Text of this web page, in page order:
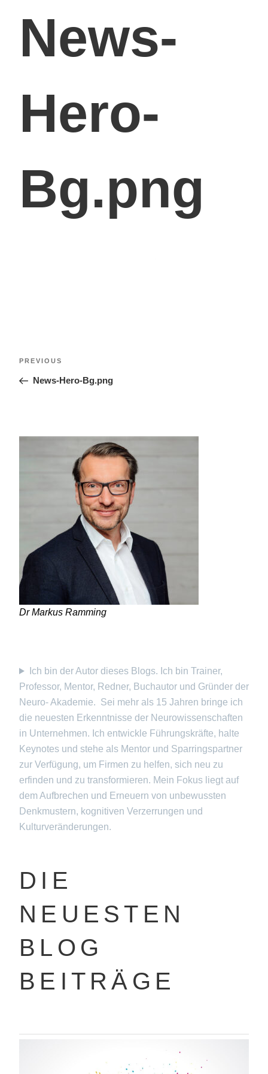
News-
Hero-
Bg.png
PREVIOUS
News-Hero-Bg.png
Dr Markus Ramming
Ich bin der Autor dieses Blogs. Ich bin Trainer,
Professor, Mentor, Redner, Buchautor und Gründer der
Neuro- Akademie. Sei mehr als 15 Jahren bringe ich
die neuesten Erkenntnisse der Neurowissenschaften
in Unternehmen. Ich entwickle Führungskräfte, halte
Keynotes und stehe als Mentor und Sparringspartner
zur Verfügung, um Firmen zu helfen, sich neu zu
erfinden und zu transformieren. Mein Fokus liegt auf
dem Aufbrechen und Erneuern von unbewussten
Denkmustern, kognitiven Verzerrungen und
Kulturveränderungen.
DIE
NEUESTEN
BLOG
BEITRÄGE